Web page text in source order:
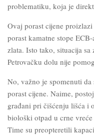
problematiku, koja je
Ovaj porast cijene
porast kamatne stope
zlata. Isto tako, situacija sa
Petrovačku dolu nije
No, važno je spomenuti
porast cijene. Naime,
građani pri čišćenju lišća i
biološki otpad u crne
Time su preopteretili